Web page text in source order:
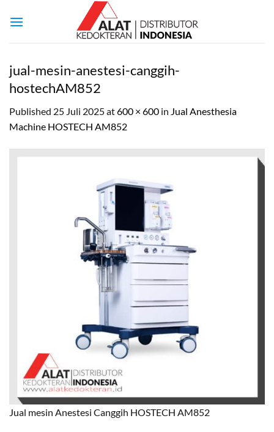
jual-mesin-anestesi-canggih-
hostechAM852
Published 25 Juli 2025at600 × 600 in Jual Anesthesia
Machine HOSTECH AM852
Jual mesin Anestesi Canggih HOSTECH AM852